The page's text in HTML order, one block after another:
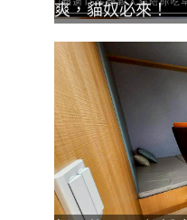
爽，貓奴必來！